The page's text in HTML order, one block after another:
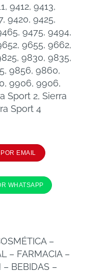
9412, 9413,
9420, 9425,
9475, 9494,
9655, 9662,
9830, 9835,
9856, 9860,
9906, 9906,
Sport 2, Sierra
Sport 4
–
– FARMACIA –
BEBIDAS –